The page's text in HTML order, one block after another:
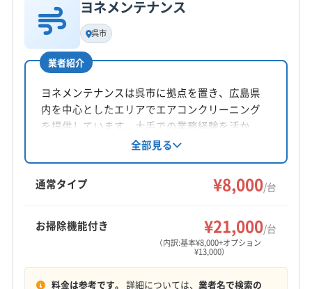
基本情報
代表者名
木内健介
所在地
広島県呉市中通4-1-28
対応地域
広島市安佐南区
広島市佐伯区
広島市西区 広島市中区
広島市東区
広島市南区
安芸郡熊野町
ヨネメンテナンス
呉市
業者紹介
ヨネメンテナンスは呉市に拠点を置き、広島県
内を中心としたエリアでエアコンクリーニング
を提供しています。大手での業務経験を活か
し、土日祝日も対応。防カビ・抗菌コーティン
グにも対応し、お掃除機能付きエアコンや室外
機の洗浄も可能です。営業時間外の相談も可能
な地域密着型サービスです。
全部見る
通常タイプ ¥8,000/台
お掃除機能付き ¥21,000/台
（内訳:基本¥8,000+オプション
¥13,000）
料金は参考です。 詳細については、 業者名で検索の